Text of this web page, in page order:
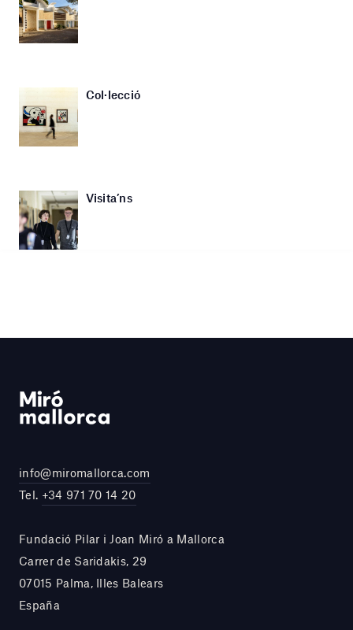
Col·lecció
Visita’ns
info@miromallorca.com
Tel. +34 971 70 14 20
Fundació Pilar i Joan Miró a Mallorca
Carrer de Saridakis, 29
07015 Palma, Illes Balears
España